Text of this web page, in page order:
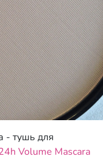
- тушь для
Volume Mascara